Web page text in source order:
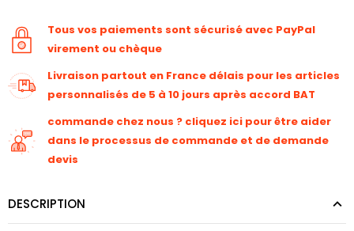
Tous vos paiements sont sécurisé avec PayPal
virement ou chèque
Livraison partout en France délais pour les articles
personnalisés de 5 à 10 jours après accord BAT
commande chez nous ? cliquez ici pour être aider
dans le processus de commande et de demande
devis
DESCRIPTION